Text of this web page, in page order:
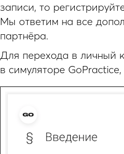
записи, то
Мы ответим на все
партнёра.
Для перехода в личный
в симуляторе